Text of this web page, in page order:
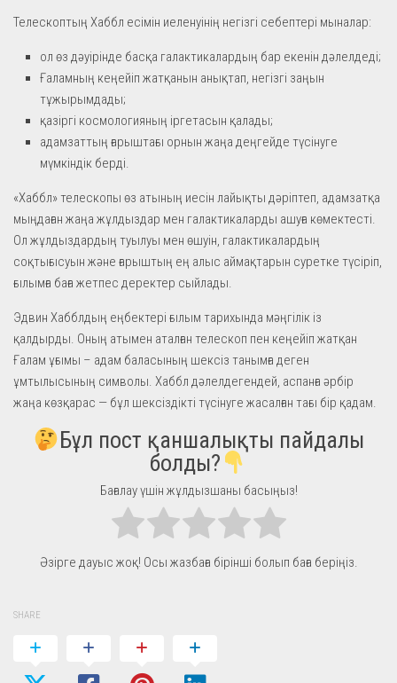
Телескоптың Хаббл есімін иеленуінің негізгі себептері мыналар:
ол өз дәуірінде басқа галактикалардың бар екенін дәлелдеді;
Ғаламның кеңейіп жатқанын анықтап, негізгі заңын
тұжырымдады;
қазіргі космологияның іргетасын қалады;
адамзаттың ғарыштағы орнын жаңа деңгейде түсінуге
мүмкіндік берді.
«Хаббл» телескопы өз атының иесін лайықты дәріптеп, адамзатқа
мыңдаған жаңа жұлдыздар мен галактикаларды ашуға көмектесті.
Ол жұлдыздардың туылуы мен өшуін, галактикалардың
соқтығысуын және ғарыштың ең алыс аймақтарын суретке түсіріп,
ғылымға баға жетпес деректер сыйлады.
Эдвин Хабблдың еңбектері ғылым тарихында мәңгілік із
қалдырды. Оның атымен аталған телескоп пен кеңейіп жатқан
Ғалам ұғымы – адам баласының шексіз танымға деген
ұмтылысының символы. Хаббл дәлелдегендей, аспанға әрбір
жаңа көзқарас — бұл шексіздікті түсінуге жасалған тағы бір қадам.
Бұл пост қаншалықты пайдалы
болды?
Бағалау үшін жұлдызшаны басыңыз!
Әзірге дауыс жоқ! Осы жазбаға бірінші болып баға беріңіз.
SHARE